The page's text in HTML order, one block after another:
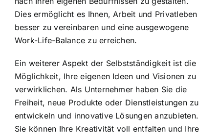
Dies ermöglicht es Ihnen, Arbeit und Privatleben
besser zu vereinbaren und eine ausgewogene
Work-Life-Balance zu erreichen.
Ein weiterer Aspekt der Selbstständigkeit ist die
Möglichkeit, Ihre eigenen Ideen und Visionen zu
verwirklichen. Als Unternehmer haben Sie die
Freiheit, neue Produkte oder Dienstleistungen zu
entwickeln und innovative Lösungen anzubieten.
Sie können Ihre Kreativität voll entfalten und Ihre